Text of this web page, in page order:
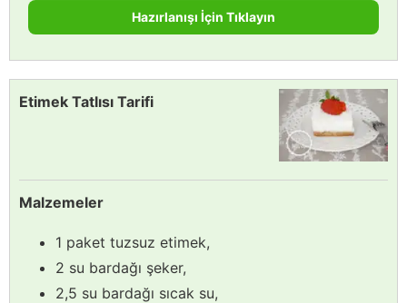
Hazırlanışı İçin Tıklayın
Etimek Tatlısı Tarifi
Malzemeler
1 paket tuzsuz etimek,
2 su bardağı şeker,
2,5 su bardağı sıcak su,